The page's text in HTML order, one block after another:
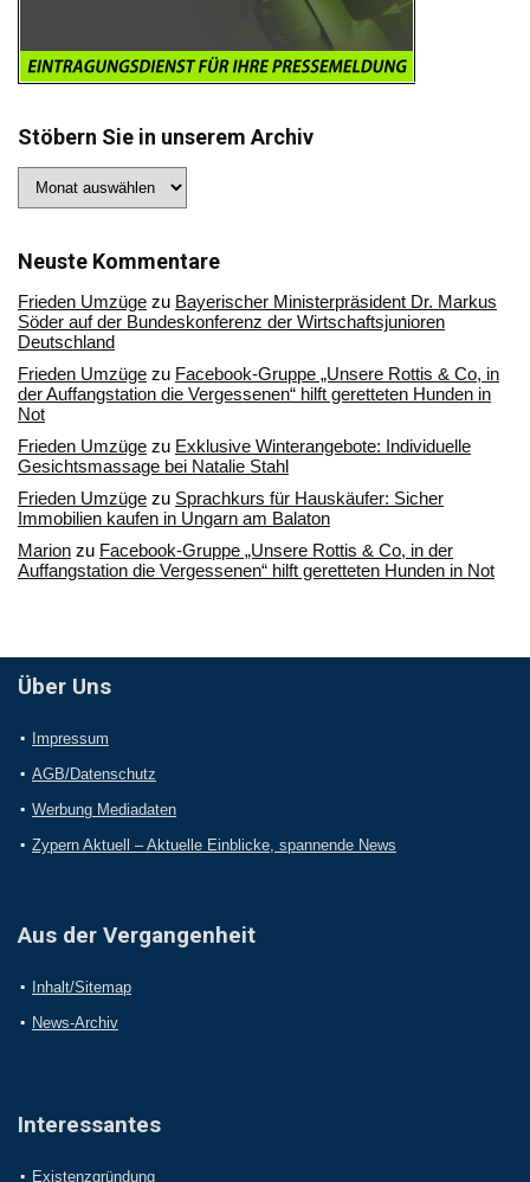
Stöbern Sie in unserem Archiv
Sie
Archiv
Neuste Kommentare
Frieden Umzüge zu Bayerischer Ministerpräsident Dr. Markus
Söder auf der Bundeskonferenz der Wirtschaftsjunioren
Deutschland
Frieden Umzüge zu Facebook-Gruppe „Unsere Rottis & Co, in
der Auffangstation die Vergessenen“ hilft geretteten Hunden in
Not
Frieden Umzüge zu Exklusive Winterangebote: Individuelle
Gesichtsmassage bei Natalie Stahl
Frieden Umzüge zu Sprachkurs für Hauskäufer: Sicher
Immobilien kaufen in Ungarn am Balaton
Marion zu Facebook-Gruppe „Unsere Rottis & Co, in der
Auffangstation die Vergessenen“ hilft geretteten Hunden in Not
Über Uns
Impressum
AGB/Datenschutz
Werbung Mediadaten
Zypern Aktuell – Aktuelle Einblicke, spannende News
Aus der Vergangenheit
Inhalt/Sitemap
News-Archiv
Interessantes
Existenzgründung